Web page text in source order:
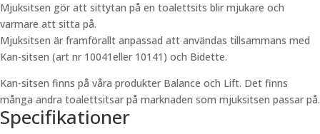
Mjuksitsen gör att sittytan på en toalettsits blir mjukare och
varmare att sitta på.
Mjuksitsen är framförallt anpassad att användas tillsammans med
Kan-sitsen (art nr 10041eller 10141) och Bidette.
Kan-sitsen finns på våra produkter Balance och Lift. Det finns
många andra toalettsitsar på marknaden som mjuksitsen passar på.
Specifikationer